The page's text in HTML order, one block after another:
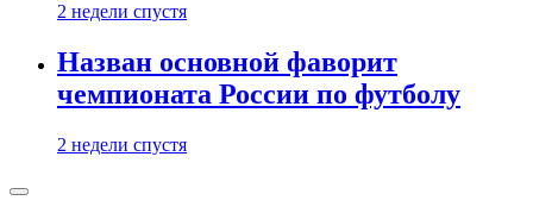
2 недели спустя
Назван основной фаворит
чемпионата России по футболу
2 недели спустя